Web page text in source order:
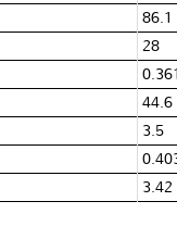
86.1
28
0.361
44.6
3.5
3.42